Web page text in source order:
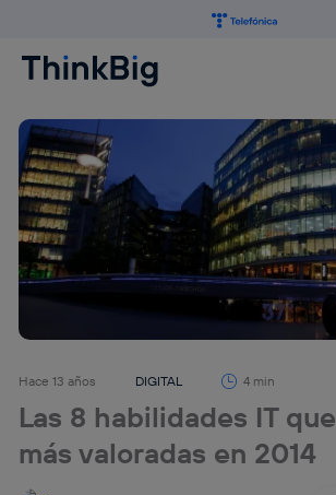
Hace 13 años DIGITAL 4 min
Las 8 habilidades IT
más valoradas en 2014